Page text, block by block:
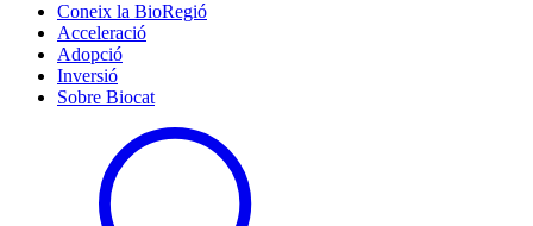
Coneix la BioRegió
Acceleració
Adopció
Inversió
Sobre Biocat